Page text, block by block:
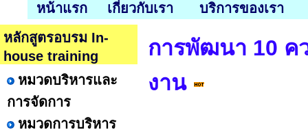
หน้าแรก เกี่ยวกับเรา
บริการของเรา
หลักสูตรอบรม In-
house training
หมวดบริหารและ
การจัดการ
หมวดการบริหาร
การพัฒนา 10 ค
งาน